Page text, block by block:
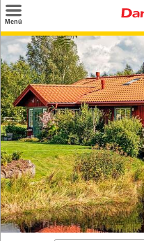
Menü
Suchen
Urlaubsziele
Weitere Urlaubsziele
Angebote
Inspiration
Kontakt
Gut zu wissen
Login